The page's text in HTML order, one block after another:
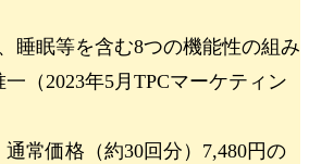
眠等を含む8つの機能性の組み
（2023年5月TPCマーケティン
常価格（約30回分）7,480円の